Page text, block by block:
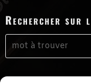
Rechercher sur